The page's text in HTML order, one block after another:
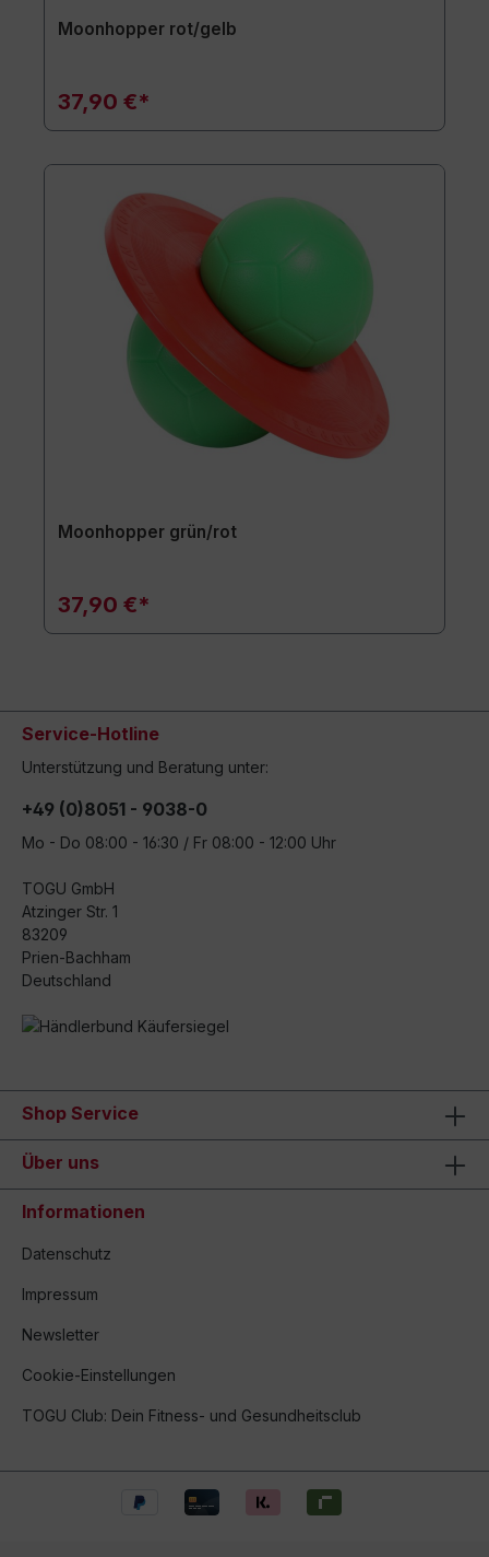
Moonhopper rot/gelb
37,90 €*
Moonhopper grün/rot
37,90 €*
Service-Hotline
Unterstützung und Beratung unter:
+49 (0)8051 - 9038-0
Mo - Do 08:00 - 16:30 / Fr 08:00 - 12:00 Uhr
TOGU GmbH
Atzinger Str. 1
83209
Prien-Bachham
Deutschland
Shop Service
Über uns
Informationen
Datenschutz
Impressum
Newsletter
Cookie-Einstellungen
TOGU Club: Dein Fitness- und Gesundheitsclub